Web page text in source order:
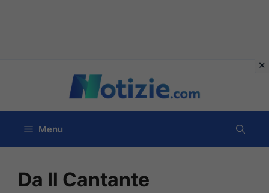
contenuto
Menu
Da Il Cantante